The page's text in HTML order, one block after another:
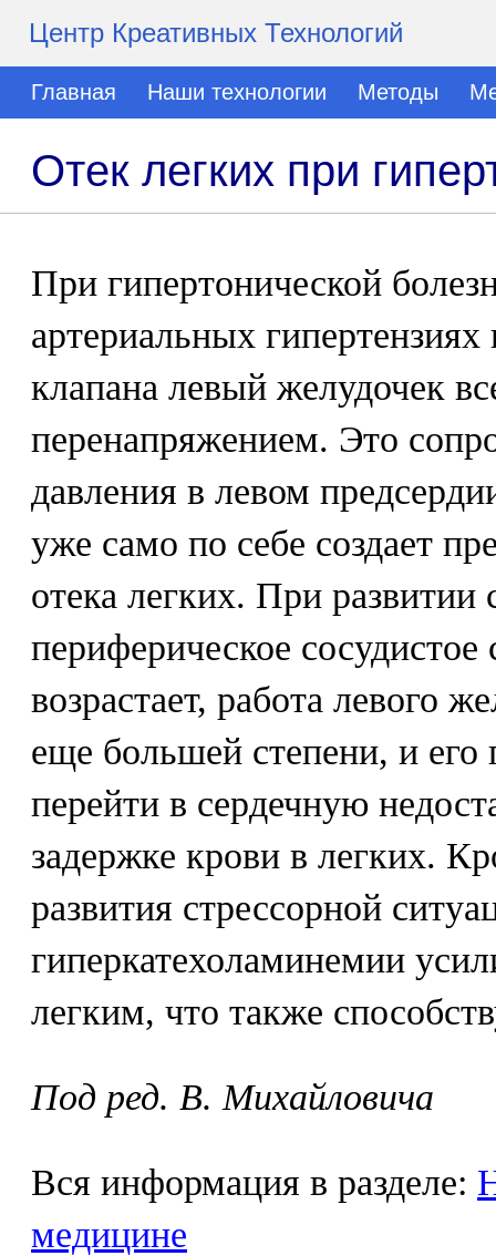
Центр Креативных Технологий
Главная Наши технологии Методы
Отек легких при
При гипертонической
артериальных
клапана левый желудочек
перенапряжением. Это
давления в левом
уже само по себе создает
отека легких. При развитии
периферическое сосудистое
возрастает, работа левого
еще большей степени, и
перейти в сердечную
задержке крови в легких.
развития стрессорной
гиперкатехоламинемии
легким, что также
Под ред. В. Михайловича
Вся информация в разделе:
медицине